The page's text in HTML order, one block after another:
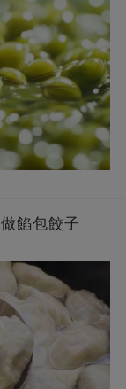
餡包餃子